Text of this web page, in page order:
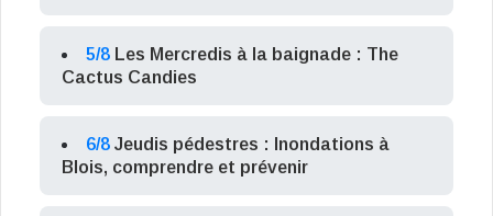
5/8 Les Mercredis à la baignade : The
Cactus Candies
6/8 Jeudis pédestres : Inondations à
Blois, comprendre et prévenir